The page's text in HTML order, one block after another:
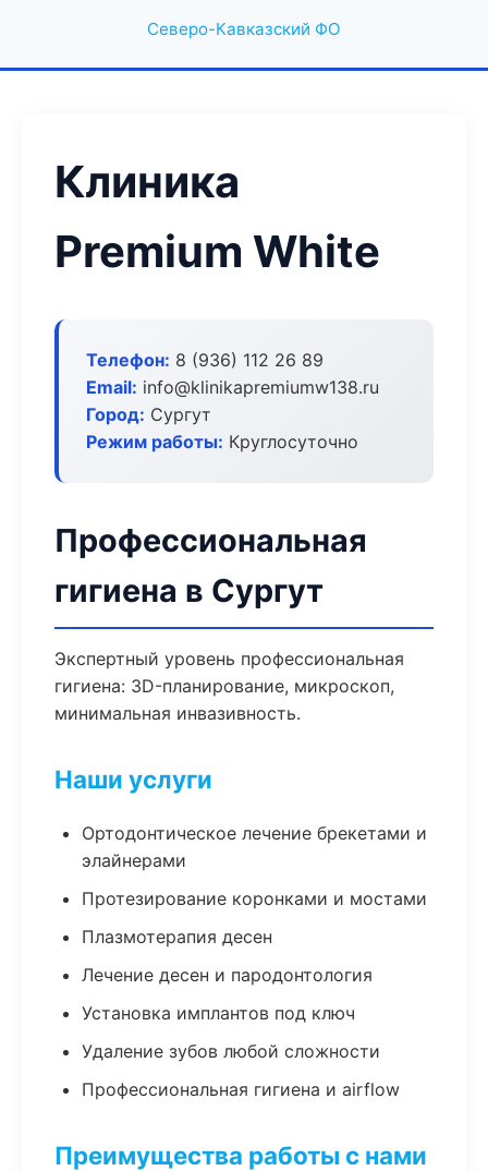
Северо-Кавказский ФО
Клиника
Premium White
Телефон: 8 (936) 112 26 89
Email: info@klinikapremiumw138.ru
Город: Сургут
Режим работы: Круглосуточно
Профессиональная
гигиена в Сургут
Экспертный уровень профессиональная
гигиена: 3D-планирование, микроскоп,
минимальная инвазивность.
Наши услуги
Ортодонтическое лечение брекетами и
элайнерами
Протезирование коронками и мостами
Плазмотерапия десен
Лечение десен и пародонтология
Установка имплантов под ключ
Удаление зубов любой сложности
Профессиональная гигиена и airflow
Преимущества работы с нами